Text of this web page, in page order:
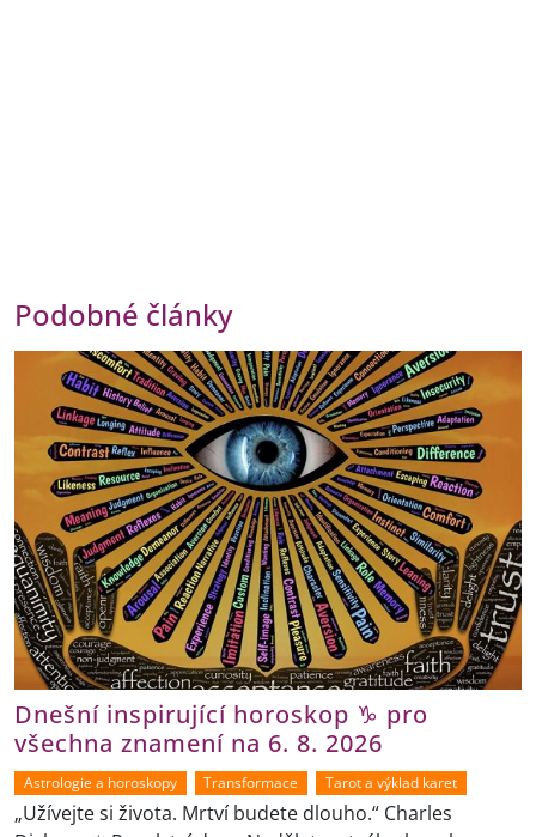
Podobné články
Dnešní inspirující horoskop ♑ pro
všechna znamení na 6. 8. 2026
Astrologie a horoskopy Transformace Tarot a výklad karet
„Užívejte si života. Mrtví budete dlouho.“ Charles